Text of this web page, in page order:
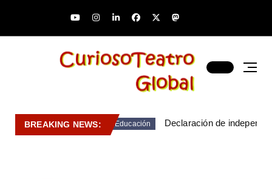
BREAKING NEWS: Educación Declaración de